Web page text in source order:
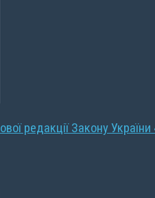
редакції Закону України